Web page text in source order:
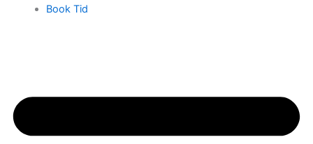
Book Tid